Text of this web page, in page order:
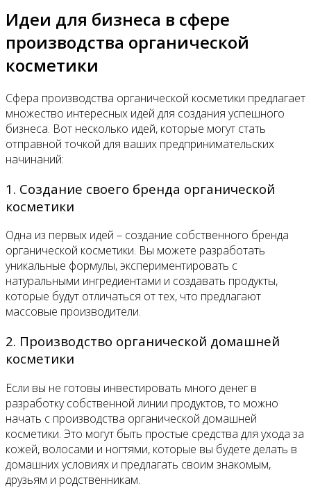
Идеи для бизнеса в сфере
производства органической
косметики
Сфера производства органической косметики предлагает
множество интересных идей для создания успешного
бизнеса. Вот несколько идей, которые могут стать
отправной точкой для ваших предпринимательских
начинаний:
1. Создание своего бренда органической
косметики
Одна из первых идей – создание собственного бренда
органической косметики. Вы можете разработать
уникальные формулы, экспериментировать с
натуральными ингредиентами и создавать продукты,
которые будут отличаться от тех, что предлагают
массовые производители.
2. Производство органической домашней
косметики
Если вы не готовы инвестировать много денег в
разработку собственной линии продуктов, то можно
начать с производства органической домашней
косметики. Это могут быть простые средства для ухода за
кожей, волосами и ногтями, которые вы будете делать в
домашних условиях и предлагать своим знакомым,
друзьям и родственникам.